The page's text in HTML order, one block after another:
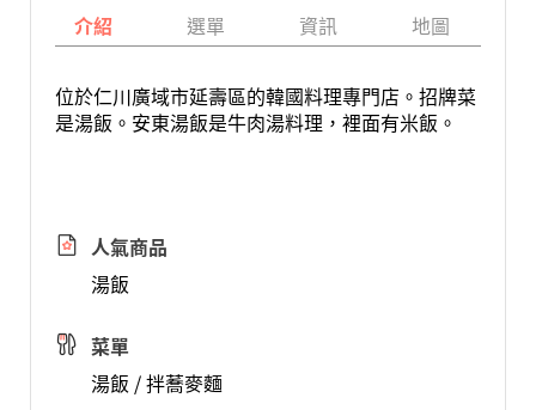
介紹 選單 資訊 地圖
位於仁川廣域市延壽區的韓國料理專門店。招牌菜
是湯飯。安東湯飯是牛肉湯料理，裡面有米飯。
人氣商品
湯飯
菜單
湯飯 / 拌蕎麥麵